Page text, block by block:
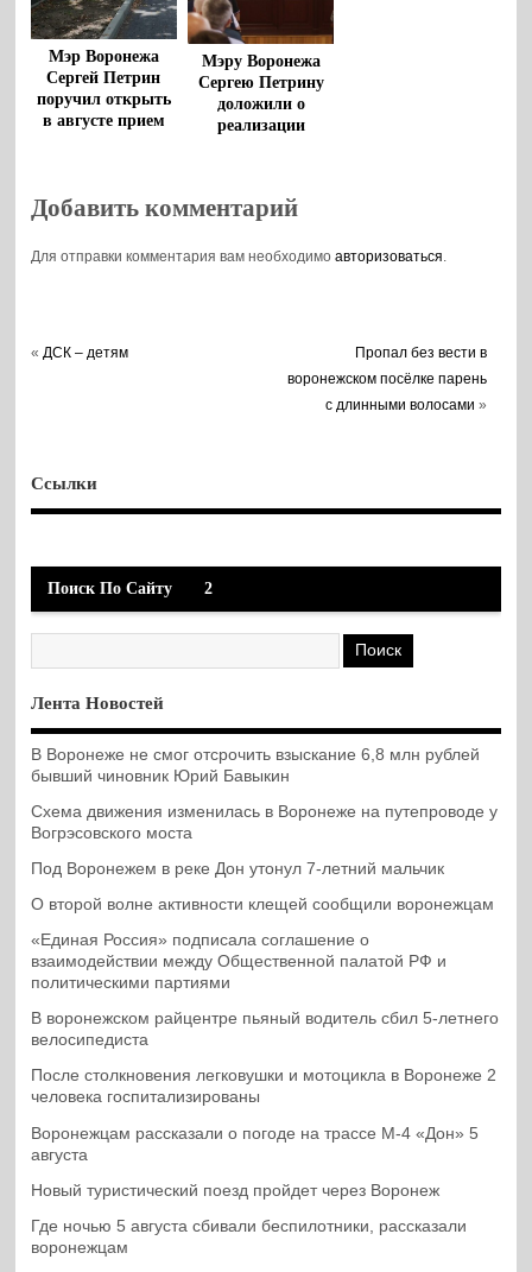
Мэр Воронежа
Сергей Петрин
поручил открыть
в августе прием
Мэру Воронежа
Сергею Петрину
доложили о
реализации
Добавить комментарий
Для отправки комментария вам необходимоавторизоваться.
«ДСК – детям
Пропал без вести в
воронежском посёлке парень
с длинными волосами »
Ссылки
Поиск По Сайту 2
Лента Новостей
В Воронеже не смог отсрочить взыскание 6,8 млн рублей
бывший чиновник Юрий Бавыкин
Схема движения изменилась в Воронеже на путепроводе у
Вогрэсовского моста
Под Воронежем в реке Дон утонул 7-летний мальчик
О второй волне активности клещей сообщили воронежцам
«Единая Россия» подписала соглашение о
взаимодействии между Общественной палатой РФ и
политическими партиями
В воронежском райцентре пьяный водитель сбил 5-летнего
велосипедиста
После столкновения легковушки и мотоцикла в Воронеже 2
человека госпитализированы
Воронежцам рассказали о погоде на трассе М-4 «Дон» 5
августа
Новый туристический поезд пройдет через Воронеж
Где ночью 5 августа сбивали беспилотники, рассказали
воронежцам